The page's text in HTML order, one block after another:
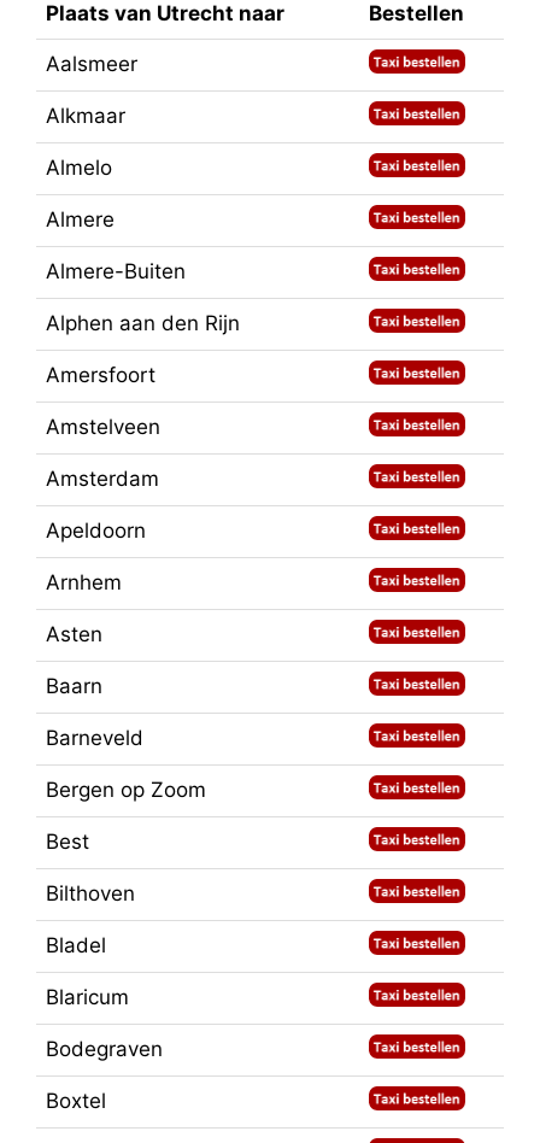
Plaats van Utrecht naar Bestellen
Aalsmeer
Alkmaar
Almelo
Almere
Almere-Buiten
Alphen aan den Rijn
Amersfoort
Amstelveen
Amsterdam
Apeldoorn
Arnhem
Asten
Baarn
Barneveld
Bergen op Zoom
Best
Bilthoven
Bladel
Blaricum
Bodegraven
Boxtel